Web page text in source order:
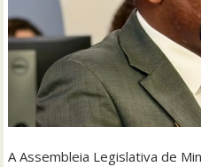
A Assembleia Legislativa de